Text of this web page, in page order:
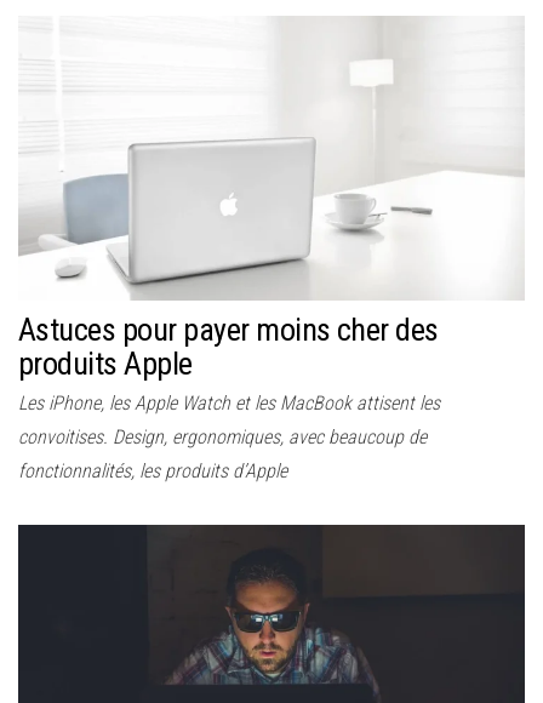
Astuces pour payer moins cher des
produits Apple
Les iPhone, les Apple Watch et les MacBook attisent les
convoitises. Design, ergonomiques, avec beaucoup de
fonctionnalités, les produits d’Apple